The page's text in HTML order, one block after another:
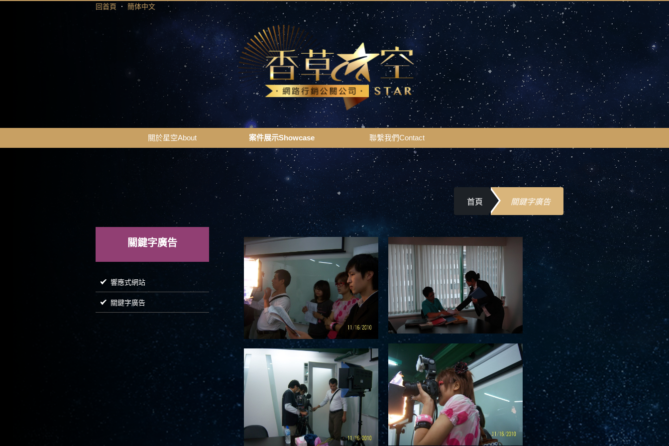
回首頁 ． 簡体中文
關於星空About
關於星空About
案件展示Showcase
案件展示Showcase
聯繫我們Contact
聯繫我們Contact
首頁 關鍵字廣告
關鍵字廣告
響應式網站
關鍵字廣告